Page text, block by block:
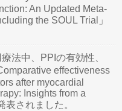
An Updated Meta-
the SOUL Trial」
法中、PPIの有効性、
effectiveness
after myocardial
Insights from a
されました。